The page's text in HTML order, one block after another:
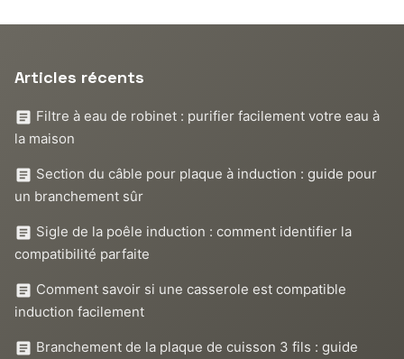
Articles récents
Filtre à eau de robinet : purifier facilement votre eau à
la maison
Section du câble pour plaque à induction : guide pour
un branchement sûr
Sigle de la poêle induction : comment identifier la
compatibilité parfaite
Comment savoir si une casserole est compatible
induction facilement
Branchement de la plaque de cuisson 3 fils : guide